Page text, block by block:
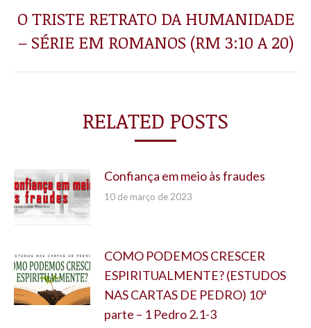
Próximo
post:
O TRISTE RETRATO DA HUMANIDADE
– SÉRIE EM ROMANOS (RM 3:10 A 20)
RELATED POSTS
Confiança em meio às fraudes
10 de março de 2023
COMO PODEMOS CRESCER
ESPIRITUALMENTE? (ESTUDOS
NAS CARTAS DE PEDRO) 10ª
parte – 1 Pedro 2.1-3